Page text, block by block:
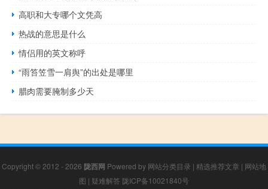
高职和大专哪个文凭高
热战的意思是什么
情侣用的英文称呼
“雨笞笠雪一肩舆”的出处是哪里
腊肉需要腌制多少天
Copyright © 2012 - 2026 陇西网 Powered by 网站分类目录 | 精选推荐文章 | 网站地
图 | 疑难解答 陇ICP备10021840号